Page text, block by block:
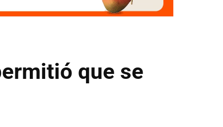
que se